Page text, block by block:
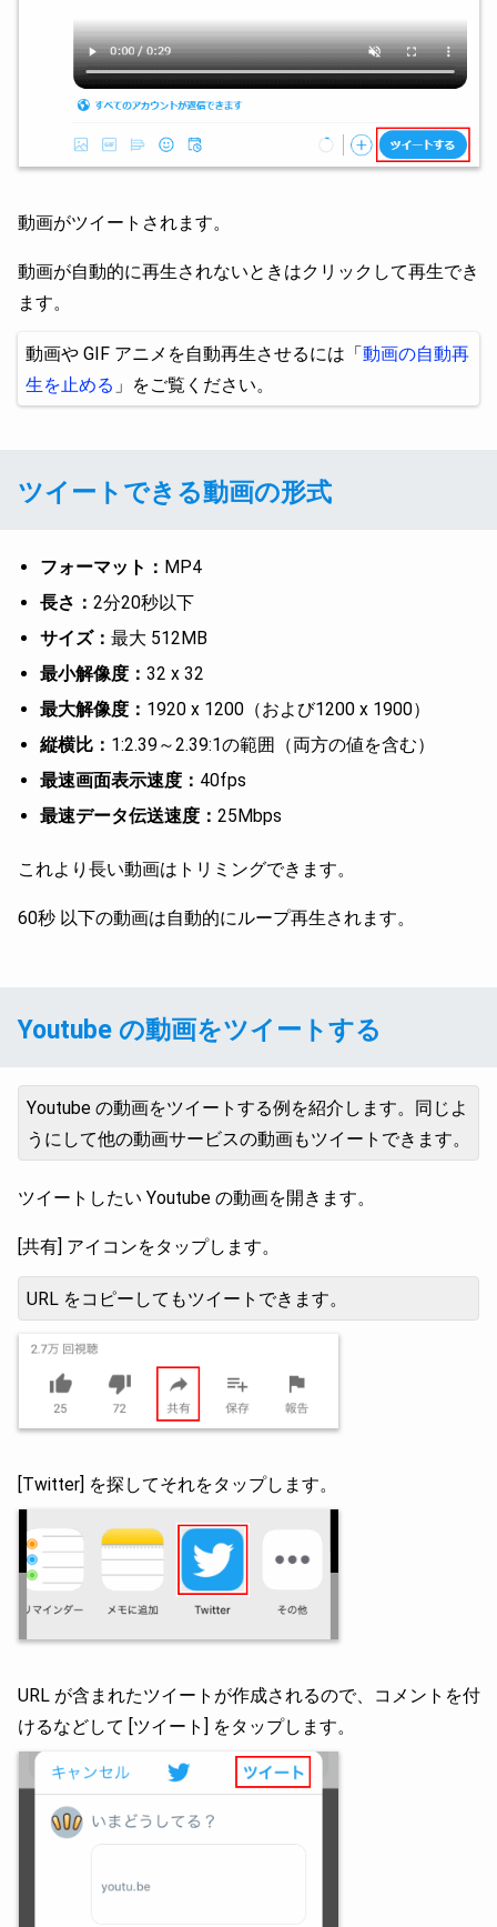
動画がツイートされます。
動画が自動的に再生されないときはクリックして再生でき
ます。
動画や GIF アニメを自動再生させるには「動画の自動再
生を止める 」をご覧ください。
ツイートできる動画の形式
フォーマット： MP4
長さ： 2分20秒以下
サイズ： 最大 512MB
最小解像度： 32 x 32
最大解像度： 1920 x 1200（および1200 x 1900）
縦横比： 1:2.39～2.39:1の範囲（両方の値を含む）
最速画面表示速度： 40fps
最速データ伝送速度： 25Mbps
これより長い動画はトリミングできます。
60秒 以下の動画は自動的にループ再生されます。
Youtube の動画をツイートする
Youtube の動画をツイートする例を紹介します。同じよ
うにして他の動画サービスの動画もツイートできます。
ツイートしたい Youtube の動画を開きます。
[共有] アイコンをタップします。
URL をコピーしてもツイートできます。
[Twitter] を探してそれをタップします。
URL が含まれたツイートが作成されるので、コメントを付
けるなどして [ツイート] をタップします。